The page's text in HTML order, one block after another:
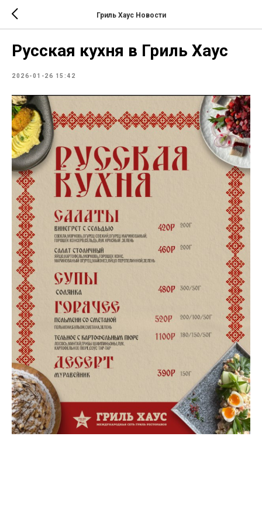
Гриль Хаус Новости
Русская кухня в Гриль Хаус
2026-01-26 15:42